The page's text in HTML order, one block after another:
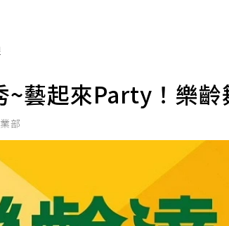
~藝起來Party！樂齡
部